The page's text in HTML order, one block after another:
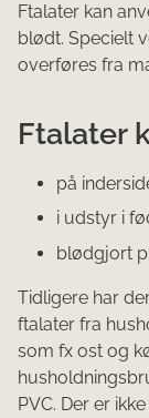
Ftalater kan
blødt. Specielt
overføres fra
Ftalater
​på
i udstyr i
blødgjort
Tidligere har
ftalater fra
som fx ost og
PVC. Der er